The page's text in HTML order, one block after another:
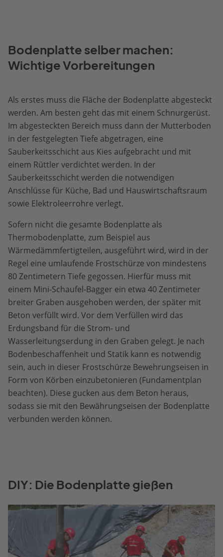
Bodenplatte selber machen:
Wichtige Vorbereitungen
Als erstes muss die Fläche der Bodenplatte abgesteckt
werden. Am besten geht das mit einem Schnurgerüst.
Im abgesteckten Bereich muss dann der Mutterboden
in der festgelegten Tiefe abgetragen, eine
Sauberkeitsschicht aus Kies aufgebracht und mit
einem Rüttler verdichtet werden. In der
Sauberkeitsschicht werden die notwendigen
Anschlüsse für Küche, Bad und Hauswirtschaftsraum
sowie Elektroleerrohre verlegt.
Sofern nicht die gesamte Bodenplatte als
Thermobodenplatte, zum Beispiel aus
Wärmedämmfertigteilen, ausgeführt wird, wird in der
Regel eine umlaufende Frostschürze von mindestens
80 Zentimetern Tiefe gegossen. Hierfür muss mit
einem Mini-Schaufel-Bagger ein etwa 40 Zentimeter
breiter Graben ausgehoben werden, der später mit
Beton verfüllt wird. Vor dem Verfüllen wird das
Erdungsband für die Strom- und
Wasserleitungserdung in den Graben gelegt. Je nach
Bodenbeschaffenheit und Statik kann es notwendig
sein, auch in dieser Frostschürze Bewehrungseisen in
Form von Körben einzubetonieren (Fundamentplan
beachten). Diese gucken aus dem Beton heraus,
sodass sie mit den Bewährungseisen der Bodenplatte
verbunden werden können.
DIY: Die Bodenplatte gießen